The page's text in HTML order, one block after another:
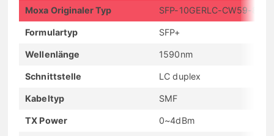
Moxa Originaler Typ SFP-10GERLC-CW59-80
Formulartyp SFP+
Wellenlänge 1590nm
Schnittstelle LC duplex
Kabeltyp SMF
TX Power 0~4dBm